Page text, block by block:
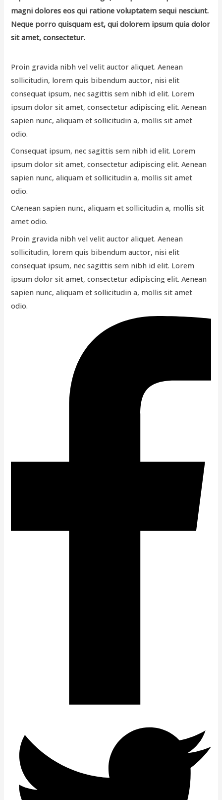
magni dolores eos qui ratione voluptatem sequi nesciunt.
Neque porro quisquam est, qui dolorem ipsum quia dolor
sit amet, consectetur.
Proin gravida nibh velvelit auctor aliquet. Aenean
sollicitudin, lorem quis bibendum auctor, nisielit
consequat ipsum, nec sagittis sem nibh idelit. Lorem
ipsum dolorsit amet,consectetur adipiscing elit. Aenean
sapien nunc,aliquam etsollicitudin a, mollis sitamet
odio.
Consequat ipsum, nec sagittis sem nibh id elit. Lorem
ipsum dolor sit amet, consectetur adipiscing elit. Aenean
sapien nunc, aliquam et sollicitudin a, mollis sit amet
odio.
CAenean sapien nunc, aliquam et sollicitudin a, mollis sit
amet odio.
Proin gravida nibh vel velit auctor aliquet. Aenean
sollicitudin, lorem quis bibendum auctor, nisi elit
consequat ipsum, nec sagittis sem nibh id elit. Lorem
ipsum dolor sit amet, consectetur adipiscing elit. Aenean
sapien nunc, aliquam et sollicitudin a, mollis sit amet
odio.